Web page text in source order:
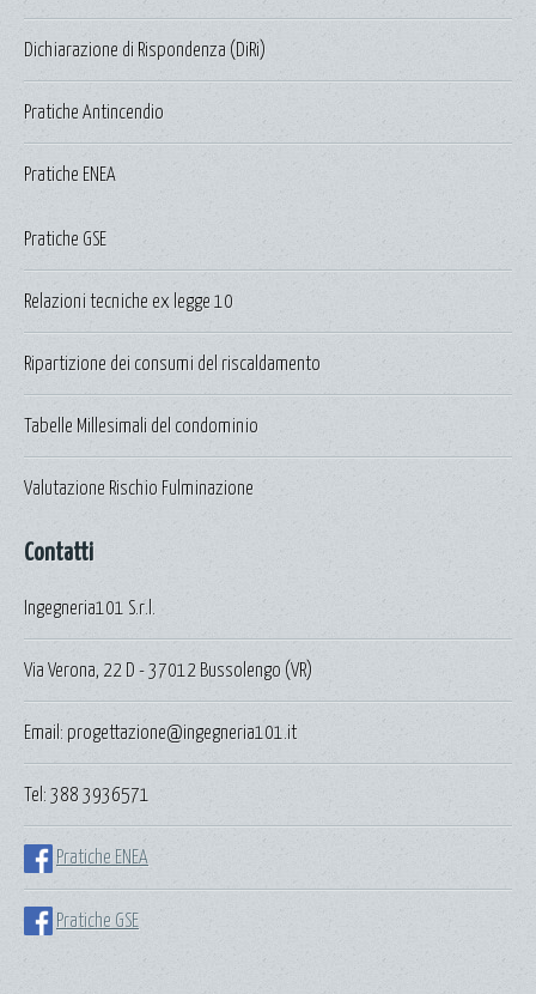
Dichiarazione di Rispondenza (DiRi)
Pratiche Antincendio
Pratiche ENEA
Pratiche GSE
Relazioni tecniche ex legge 10
Ripartizione dei consumi del riscaldamento
Tabelle Millesimali del condominio
Valutazione Rischio Fulminazione
Contatti
Ingegneria101 S.r.l.
Via Verona, 22 D - 37012 Bussolengo (VR)
Email: progettazione@ingegneria101.it
Tel: 388 3936571
Pratiche ENEA
Pratiche GSE